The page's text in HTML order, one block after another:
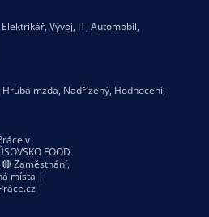
Elektrikář, Vývoj, IT, Automobil,
Hrubá mzda, Nadřízený, Hodnocení,